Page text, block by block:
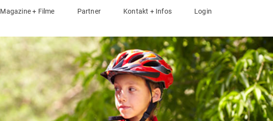
Magazine + Filme Partner Kontakt + Infos Login